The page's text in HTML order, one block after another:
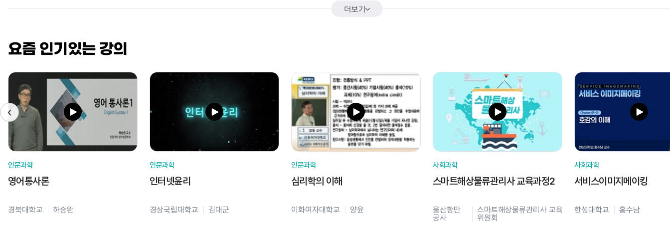
더보기
요즘 인기있는 강의
인문과학
영어통사론
경북대학교 하승완
인문과학
인터넷윤리
경상국립대학교 김대군
인문과학
심리학의 이해
이화여자대학교 양윤
사회과학
스마트해상물류관리사 교육과정2
울산항만
공사
스마트해상물류관리사 교육
위원회
사회과학
서비스이미지메이킹
한성대학교 홍수남